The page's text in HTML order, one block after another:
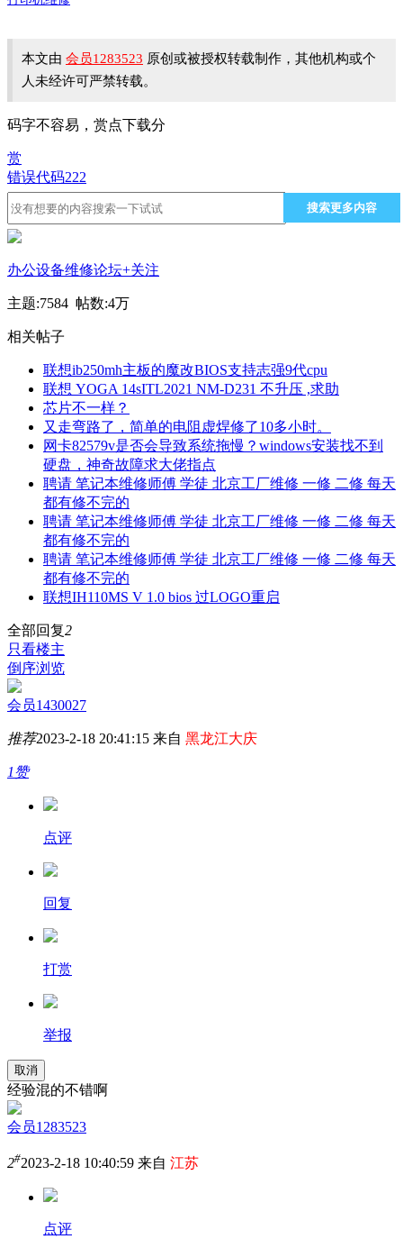
本文由 会员1283523 原创或被授权转载制作，其他机构或个
人未经许可严禁转载。
码字不容易，赏点下载分
赏
错误代码222
搜索更多内容
办公设备维修论坛+关注
主题:7584 帖数:4万
相关帖子
联想ib250mh主板的魔改BIOS支持志强9代cpu
联想 YOGA 14sITL2021 NM-D231 不升压 ,求助
芯片不一样？
又走弯路了，简单的电阻虚焊修了10多小时。
网卡82579v是否会导致系统拖慢？windows安装找不到
硬盘，神奇故障求大佬指点
聘请 笔记本维修师傅 学徒 北京工厂维修 一修 二修 每天
都有修不完的
聘请 笔记本维修师傅 学徒 北京工厂维修 一修 二修 每天
都有修不完的
聘请 笔记本维修师傅 学徒 北京工厂维修 一修 二修 每天
都有修不完的
联想IH110MS V 1.0 bios 过LOGO重启
全部回复2
只看楼主
倒序浏览
会员1430027
推荐2023-2-18 20:41:15 来自 黑龙江大庆
1赞
点评
回复
打赏
举报
取消
经验混的不错啊
会员1283523
2#2023-2-18 10:40:59 来自 江苏
点评